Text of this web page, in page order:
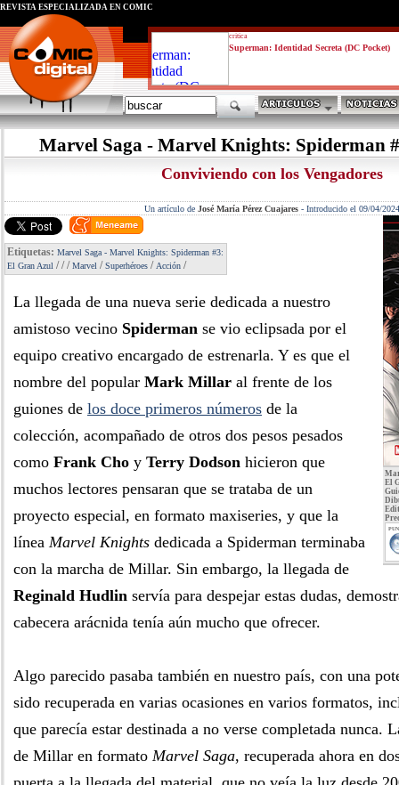
critica
Superman: Identidad Secreta (DC Pocket)
REVISTA ESPECIALIZADA EN CÓMIC
Marvel Saga - Marvel Knights: Spiderman
Conviviendo con los Vengadores
Un artículo de José María Pérez Cuajares- Introducido el 09/04/2024
El
Etiquetas: Marvel Saga - Marvel Knights: Spiderman #3:
El Gran Azul ///Marvel /Superhéroes / Acción /
La llegada de una nueva serie dedicada a nuestro
amistoso vecino Spiderman se vio eclipsada por el
equipo creativo encargado de estrenarla. Y es que el
nombre del popular Mark Millar al frente de los
guiones de los doce primeros números de la
colección, acompañado de otros dos pesos pesados
como Frank Cho y Terry Dodson hicieron que
muchos lectores pensaran que se trataba de un
proyecto especial, en formato maxiseries, y que la
línea Marvel Knights dedicada a Spiderman terminaba
con la marcha de Millar. Sin embargo, la llegada de
Reginald Hudlin servía para despejar estas dudas,
cabecera arácnida tenía aún mucho que ofrecer.
Algo parecido pasaba también en nuestro país, con una
sido recuperada en varias ocasiones en varios formatos,
que parecía estar destinada a no verse completada nunca.
de Millar en formato Marvel Saga, recuperada ahora en